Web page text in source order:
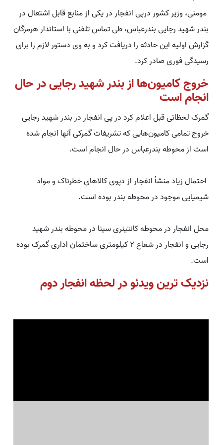
مومنی، وزیر کشور درپی انفجار در یکی از منابع قابل اشتعال در
بندر شهید رجایی بندرعباس، طی تماس تلفنی با استاندار هرمزگان
گزارش اولیه این حادثه را دریافت کرد و به وی دستور لازم را برای
رسیدگی فوری صادر کرد.
خروج کامیون‌ها از بندر شهید رجایی در حال
انجام است
گمرک لحظاتی قبل اعلام کرد در پی انفجار در بندر شهید رجایی
خروج تمامی کامیون‌هایی که تشریفات گمرکی آنها انجام شده
است از محوطه بندرعباس در حال انجام است.
احتمال زیاد منشأ انفجار از دپوی کالاهای خطرناک و مواد
شیمیایی موجود در محوطه بندر بوده است.
محل انفجار در محوطه کانتینری سینا در محوطه بندر شهید
رجایی و انفجار در شعاع ۲ کیلومتری ساختمان اداری گمرک بوده
است.
نزدیک ترین ویدئو در لحظه انفجار دوم